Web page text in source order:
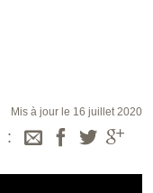
Mis à jour le 16 juillet 2020